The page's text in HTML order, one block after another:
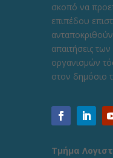
σκοπό να
επιπέδου
απαιτήσεις
οργανισμών
στον δημόσιο
Τμήμα